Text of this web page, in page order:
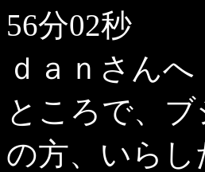
56分02秒
ｄａｎさん
ところで、
の方、いら